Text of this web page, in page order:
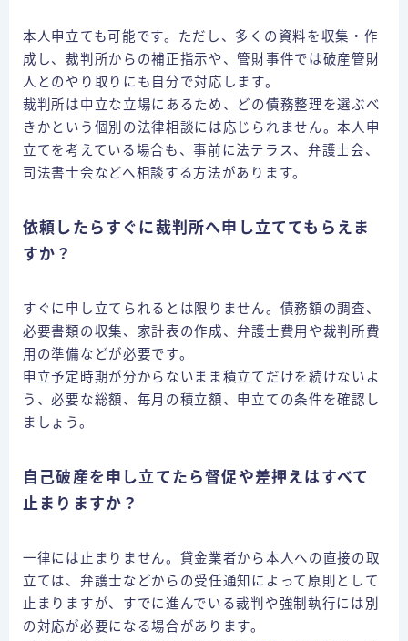
本人申立ても可能です。ただし、多くの資料を収集・作
成し、裁判所からの補正指示や、管財事件では破産管財
人とのやり取りにも自分で対応します。
裁判所は中立な立場にあるため、どの債務整理を選ぶべ
きかという個別の法律相談には応じられません。本人申
立てを考えている場合も、事前に法テラス、弁護士会、
司法書士会などへ相談する方法があります。
依頼したらすぐに裁判所へ申し立ててもらえま
すか？
すぐに申し立てられるとは限りません。債務額の調査、
必要書類の収集、家計表の作成、弁護士費用や裁判所費
用の準備などが必要です。
申立予定時期が分からないまま積立てだけを続けないよ
う、必要な総額、毎月の積立額、申立ての条件を確認し
ましょう。
自己破産を申し立てたら督促や差押えはすべて
止まりますか？
一律には止まりません。貸金業者から本人への直接の取
立ては、弁護士などからの受任通知によって原則として
止まりますが、すでに進んでいる裁判や強制執行には別
の対応が必要になる場合があります。